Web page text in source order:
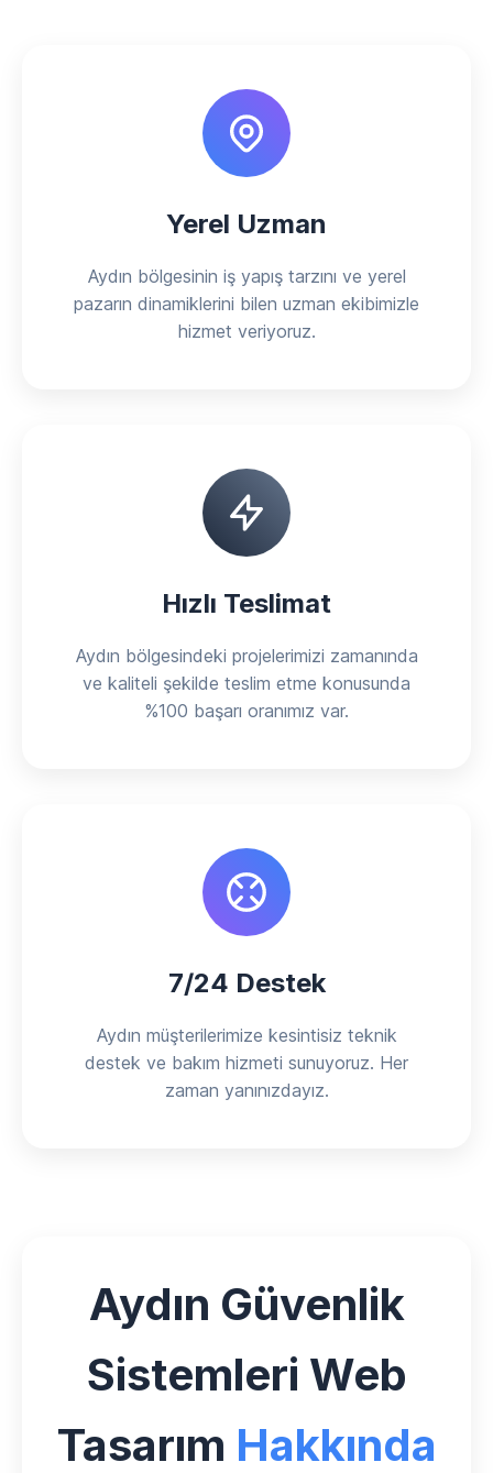
Yerel Uzman
Aydın bölgesinin iş yapış tarzını ve yerel
pazarın dinamiklerini bilen uzman ekibimizle
hizmet veriyoruz.
Hızlı Teslimat
Aydın bölgesindeki projelerimizi zamanında
ve kaliteli şekilde teslim etme konusunda
%100 başarı oranımız var.
7/24 Destek
Aydın müşterilerimize kesintisiz teknik
destek ve bakım hizmeti sunuyoruz. Her
zaman yanınızdayız.
Aydın Güvenlik
Sistemleri Web
Tasarım Hakkında